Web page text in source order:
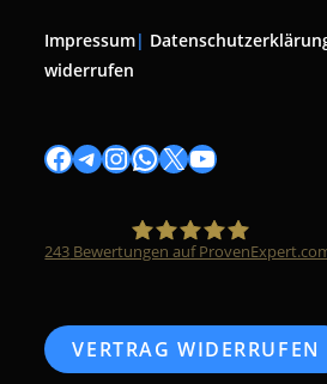
Impressum|
widerrufen
Facebook
Telegram
Instagram
WhatsApp
X YouTube
243 Bewertungen auf
VERTRAG WIDERRUFEN